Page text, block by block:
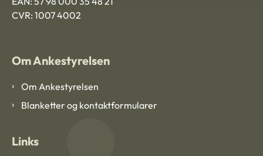
CVR: 1007 4002
Om Ankestyrelsen
Om Ankestyrelsen
Blanketter og kontaktformularer
Links